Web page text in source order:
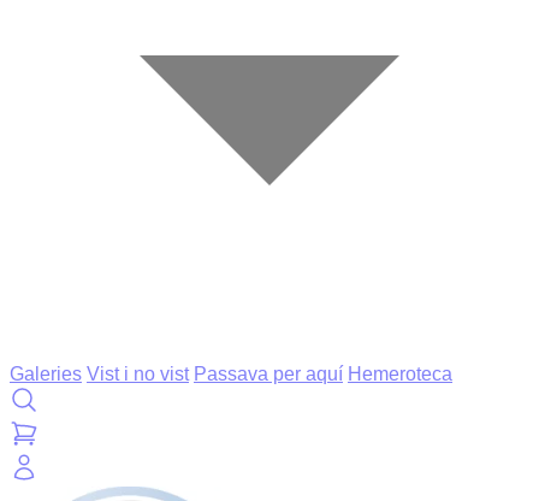
Galeries Vist i no vist Passava per aquí Hemeroteca